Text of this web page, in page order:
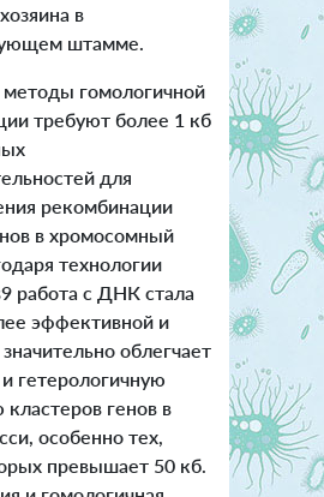
в
штамме.
гомологичной
требуют более 1 кб
для
рекомбинации
в хромосомный
технологии
работа с ДНК стала
эффективной и
облегчает
гетерологичную
генов в
особенно тех,
превышает 50 кб.